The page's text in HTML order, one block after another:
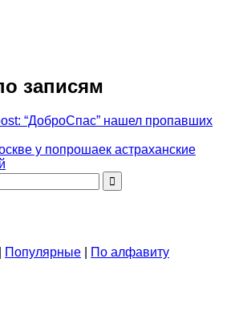
записям
“ДоброСпас” нашел пропавших
у попрошаек астраханские
Популярные По алфавиту